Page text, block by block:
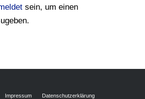
sein, um einen
Impressum Datenschutzerklärung